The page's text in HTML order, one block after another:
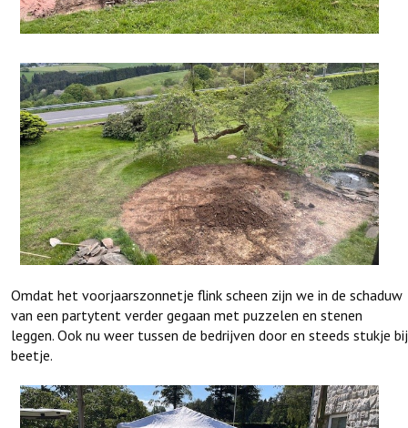
Omdat het voorjaarszonnetje flink scheen zijn we in de schaduw
van een partytent verder gegaan met puzzelen en stenen
leggen. Ook nu weer tussen de bedrijven door en steeds stukje bij
beetje.